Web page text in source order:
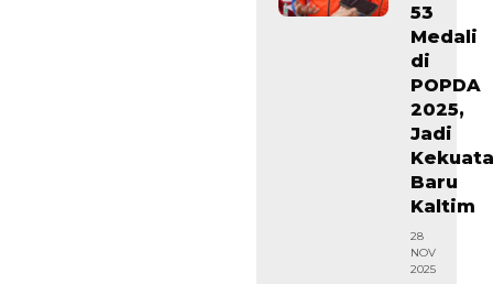
53
Medali
di
POPDA
2025,
Jadi
Baru
Kaltim
28
NOV
2025